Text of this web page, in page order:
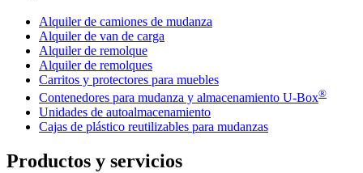
Alquiler de camiones de mudanza
Alquiler de van de carga
Alquiler de remolque
Alquiler de remolques
Carritos y protectores para muebles
Contenedores para mudanza y almacenamiento U-Box®
Unidades de autoalmacenamiento
Cajas de plástico reutilizables para mudanzas
Productos y servicios